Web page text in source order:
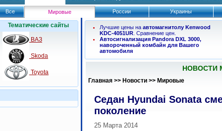
Все Мировые России Украины
Тематические сайты
ВАЗ
Skoda
Toyota
Лучшие цены на автомагнитолу Kenwood
KDC-4051UR . Сравнение цен.
Автосигнализация Pandora DXL 3000,
навороченный комбайн для Вашего
автомобиля
НОВОСТИ
Главная >> Новости >> Мировые
Седан Hyundai Sonata
поколение
25 Марта 2014